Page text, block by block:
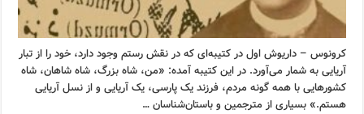
کرونوس – داریوش اول در کتیبه‌ای که در نقش رستم وجود دارد، خود را از تبار
آریایی به شمار می‌آورد. در این کتیبه آمده: «من، شاه بزرگ، شاه شاهان، شاه
کشورهایی با همه گونه مردم، فرزند یک پارسی، یک آریایی و از نسل آریایی
هستم.» بسیاری از مترجمین و باستان‌شناسان …